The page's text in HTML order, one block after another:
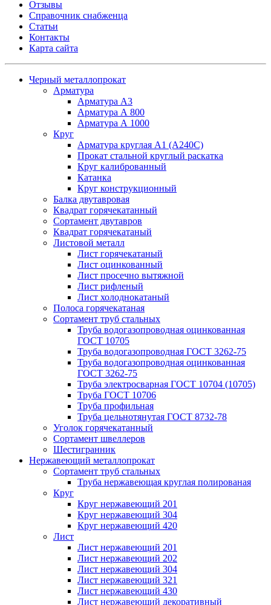
Отзывы
Справочник снабженца
Статьи
Контакты
Карта сайта
Черный металлопрокат
Арматура
Арматура А3
Арматура А 800
Арматура А 1000
Круг
Арматура круглая А1 (А240C)
Прокат стальной круглый раскатка
Круг калиброванный
Катанка
Круг конструкционный
Балка двутавровая
Квадрат горячекатанный
Сортамент двутавров
Квадрат горячекатаный
Листовой металл
Лист горячекатаный
Лист оцинкованный
Лист просечно вытяжной
Лист рифленый
Лист холоднокатаный
Полоса горячекатаная
Сортамент труб стальных
Труба водогазопроводная оцинкованная
ГОСТ 10705
Труба водогазопроводная ГОСТ 3262-75
Труба водогазопроводная оцинкованная
ГОСТ 3262-75
Труба электросварная ГОСТ 10704 (10705)
Труба ГОСТ 10706
Труба профильная
Труба цельнотянутая ГОСТ 8732-78
Уголок горячекатанный
Сортамент швеллеров
Шестигранник
Нержавеющий металлопрокат
Сортамент труб стальных
Труба нержавеющая круглая полированая
Круг
Круг нержавеющий 201
Круг нержавеющий 304
Круг нержавеющий 420
Лист
Лист нержавеющий 201
Лист нержавеющий 202
Лист нержавеющий 304
Лист нержавеющий 321
Лист нержавеющий 430
Лист нержавеющий декоративный